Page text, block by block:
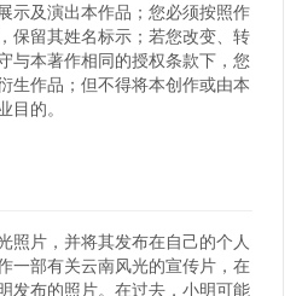
示及演出本作品；您必须按照作
保留其姓名标示；若您改变、转
与本著作相同的授权条款下，您
生作品；但不得将本创作或由本
目的。
照片，并将其发布在自己的个人
一部有关云南风光的宣传片，在
发布的照片。在过去，小明可能